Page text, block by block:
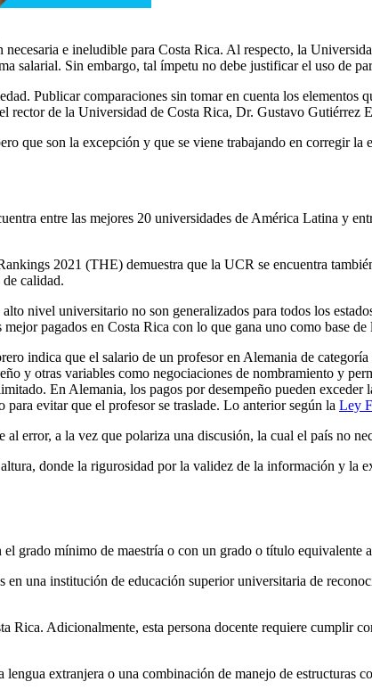
e ineludible para Costa Rica. Al respecto, la
salarial. Sin embargo, tal ímpetu no debe justificar el uso de
Publicar comparaciones sin tomar en cuenta los elementos
rector de la Universidad de Costa Rica, Dr. Gustavo Gutiérrez
que son la excepción y que se viene trabajando en corregir la
entre las mejores 20 universidades de América Latina y
2021 (THE) demuestra que la UCR se encuentra
calidad.
nivel universitario no son generalizados para todos los
pagados en Costa Rica con lo que gana uno como base
indica que el salario de un profesor en Alemania de
y otras variables como negociaciones de nombramiento y
En Alemania, los pagos por desempeño pueden
para evitar que el profesor se traslade. Lo anterior según la Ley
error, a la vez que polariza una discusión, la cual el país no
donde la rigurosidad por la validez de la información y la
grado mínimo de maestría o con un grado o título equivalente
en una institución de educación superior universitaria de
Rica. Adicionalmente, esta persona docente requiere cumplir
extranjera o una combinación de manejo de estructuras